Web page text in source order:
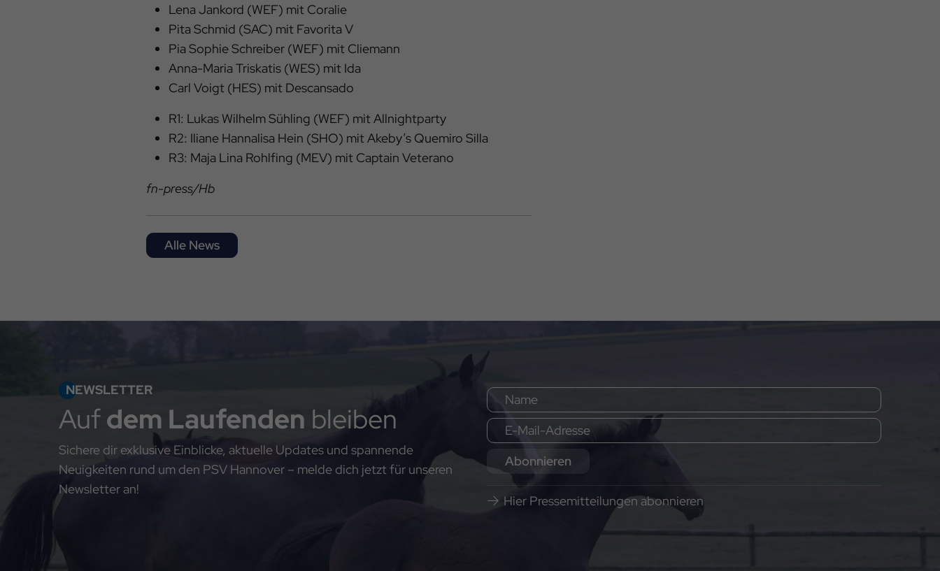
Lena Jankord (WEF) mit Coralie
Pita Schmid (SAC) mit Favorita V
Pia Sophie Schreiber (WEF) mit Cliemann
Anna-Maria Triskatis (WES) mit Ida
Carl Voigt (HES) mit Descansado
R1: Lukas Wilhelm Sühling (WEF) mit Allnightparty
R2: Iliane Hannalisa Hein (SHO) mit Akeby’s Quemiro Silla
R3: Maja Lina Rohlfing (MEV) mit Captain Veterano
fn-press/Hb
Alle News
NEWSLETTER
Aufdem Laufenden bleiben
Sichere dir exklusive Einblicke, aktuelle Updates und spannende
Neuigkeiten rund um den PSV Hannover – melde dich jetzt für unseren
Newsletter an!
Abonnieren
Hier Pressemitteilungen abonnieren